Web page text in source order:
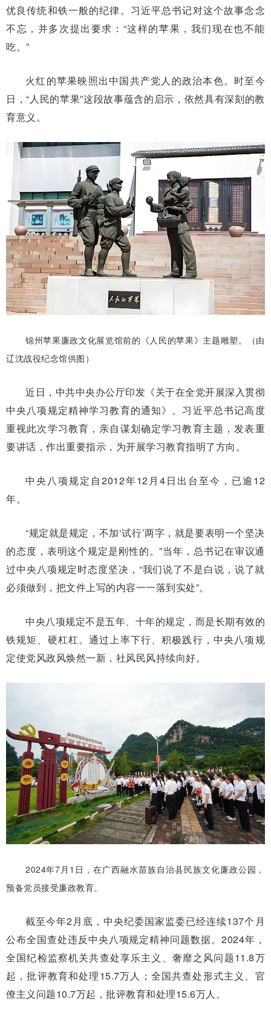
优良传统和铁一般的纪律。习近平总书记对这个故事念念
不忘，并多次提出要求：“这样的苹果，我们现在也不能
吃。”
火红的苹果映照出中国共产党人的政治本色。时至今
日，“人民的苹果”这段故事蕴含的启示，依然具有深刻的教
育意义。
锦州苹果廉政文化展览馆前的《人民的苹果》主题雕塑。（由
辽沈战役纪念馆供图）
近日，中共中央办公厅印发《关于在全党开展深入贯彻
中央八项规定精神学习教育的通知》。习近平总书记高度
重视此次学习教育，亲自谋划确定学习教育主题，发表重
要讲话，作出重要指示，为开展学习教育指明了方向。
中央八项规定自2012年12月4日出台至今，已逾12
年。
“规定就是规定，不加‘试行’两字，就是要表明一个坚决
的态度，表明这个规定是刚性的。”当年，总书记在审议通
过中央八项规定时态度坚决，“我们说了不是白说，说了就
必须做到，把文件上写的内容一一落到实处”。
中央八项规定不是五年、十年的规定，而是长期有效的
铁规矩、硬杠杠。通过上率下行、积极践行，中央八项规
定使党风政风焕然一新，社风民风持续向好。
2024年7月1日，在广西融水苗族自治县民族文化廉政公园，
预备党员接受廉政教育。
截至今年2月底，中央纪委国家监委已经连续137个月
公布全国查处违反中央八项规定精神问题数据。2024年，
全国纪检监察机关共查处享乐主义、奢靡之风问题11.8万
起，批评教育和处理15.7万人；全国共查处形式主义、官
僚主义问题10.7万起，批评教育和处理15.6万人。